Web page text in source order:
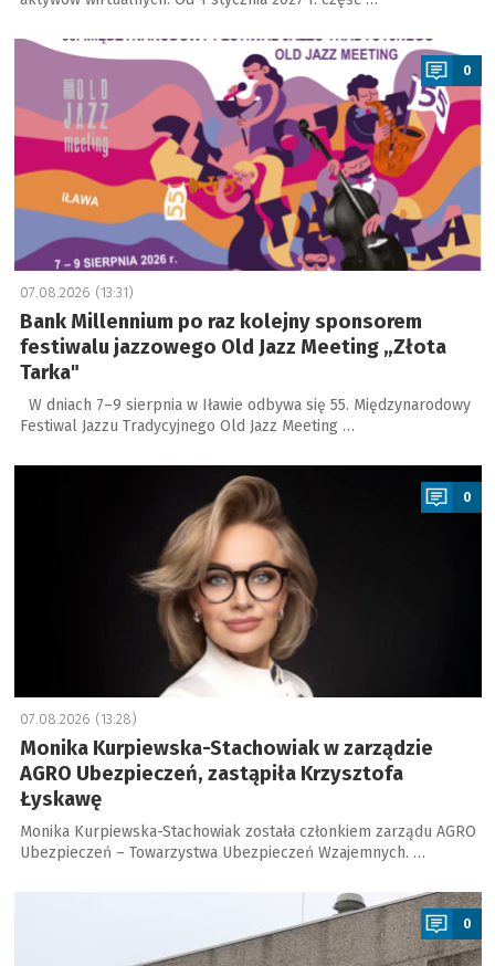
a
0
07.08.2026 (13:31)
Bank Millennium po raz kolejny sponsorem
festiwalu jazzowego Old Jazz Meeting „Złota
Tarka"
W dniach 7–9 sierpnia w Iławie odbywa się 55. Międzynarodowy
Festiwal Jazzu Tradycyjnego Old Jazz Meeting …
a
0
07.08.2026 (13:28)
Monika Kurpiewska-Stachowiak w zarządzie
AGRO Ubezpieczeń, zastąpiła Krzysztofa
Łyskawę
Monika Kurpiewska-Stachowiak została członkiem zarządu AGRO
Ubezpieczeń – Towarzystwa Ubezpieczeń Wzajemnych. …
0